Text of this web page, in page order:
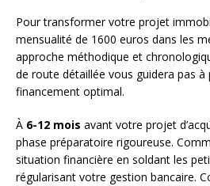
Pour transformer votre projet
mensualité de 1600 euros dans les
approche méthodique et
de route détaillée vous guidera pas à
financement optimal.
À 6-12 mois avant votre projet
phase préparatoire rigoureuse.
situation financière en soldant les
régularisant votre gestion bancaire.